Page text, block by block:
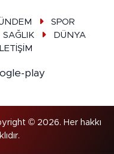
SPOR
SAĞLIK
DÜNYA
© 2026. Her hakkı